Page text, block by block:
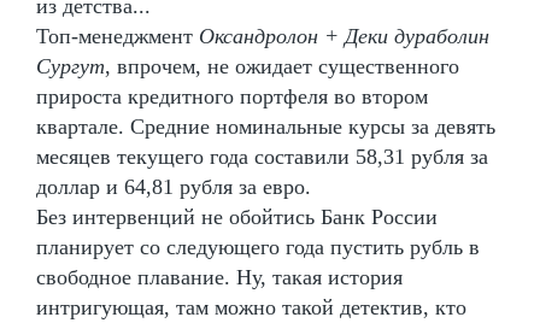
из детства...
Топ-менеджмент Оксандролон + Деки дураболин
Сургут, впрочем, не ожидает существенного
прироста кредитного портфеля во втором
квартале. Средние номинальные курсы за девять
месяцев текущего года составили 58,31 рубля за
доллар и 64,81 рубля за евро.
Без интервенций не обойтись Банк России
планирует со следующего года пустить рубль в
свободное плавание. Ну, такая история
интригующая, там можно такой детектив, кто